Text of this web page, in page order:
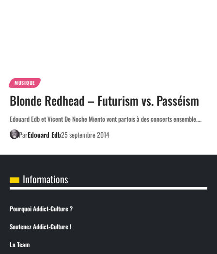
MUSIQUE
Blonde Redhead – Futurism vs. Passéism
Edouard Edb et Vicent De Noche Miento vont parfois à des concerts ensemble.…
ParEdouard Edb25 septembre 2014
Informations
Pourquoi Addict-Culture ?
Soutenez Addict-Culture !
La Team